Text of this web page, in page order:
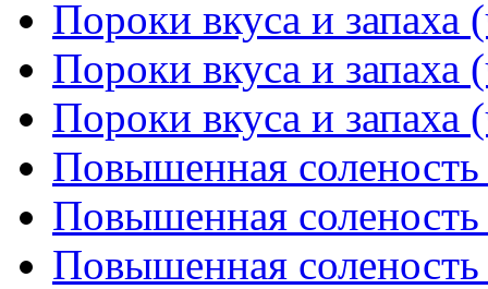
Пороки вкуса и запаха
Пороки вкуса и запаха
Пороки вкуса и запаха
Повышенная соленость
Повышенная соленость
Повышенная соленость